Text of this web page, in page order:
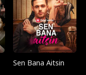
Sen Bana Aitsin